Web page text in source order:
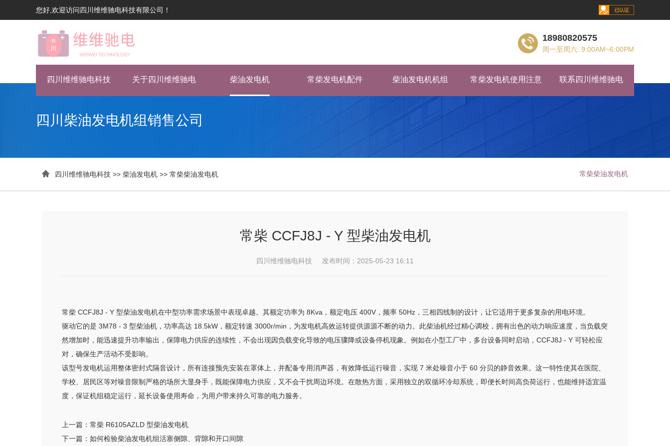
您好,欢迎访问四川维维驰电科技有限公司！
18980820575
周一至周六: 9:00AM~6:00PM
四川维维驰电科技 关于四川维维驰电 柴油发电机 常柴发电机配件 柴油发电机机组 常柴发电机使用注意 联系四川维维驰电
四川柴油发电机组销售公司
 四川维维驰电科技 >> 柴油发电机 >> 常柴柴油发电机 常柴柴油发电机
常柴 CCFJ8J - Y 型柴油发电机
四川维维驰电科技 发布时间：2025-05-23 16:11
常柴 CCFJ8J - Y 型柴油发电机在中型功率需求场景中表现卓越。其额定功率为 8Kva，额定电压 400V，频率 50Hz，三相四线制的设计，让它适用于更多复杂的用电环境。
驱动它的是 3M78 - 3 型柴油机，功率高达 18.5kW，额定转速 3000r/min，为发电机高效运转提供源源不断的动力。此柴油机经过精心调校，拥有出色的动力响应速度，当负载突
然增加时，能迅速提升功率输出，保障电力供应的连续性，不会出现因负载变化导致的电压骤降或设备停机现象。例如在小型工厂中，多台设备同时启动，CCFJ8J - Y 可轻松应
对，确保生产活动不受影响。
该型号发电机运用整体密封式隔音设计，所有连接预先安装在罩体上，并配备专用消声器，有效降低运行噪音，实现 7 米处噪音小于 60 分贝的静音效果。这一特性使其在医院、
学校、居民区等对噪音限制严格的场所大显身手，既能保障电力供应，又不会干扰周边环境。在散热方面，采用独立的双循环冷却系统，即便长时间高负荷运行，也能维持适宜温
度，保证机组稳定运行，延长设备使用寿命，为用户带来持久可靠的电力服务。
上一篇： 常柴 R6105AZLD 型柴油发电机
下一篇： 如何检验柴油发电机组活塞侧隙、背隙和开口间隙